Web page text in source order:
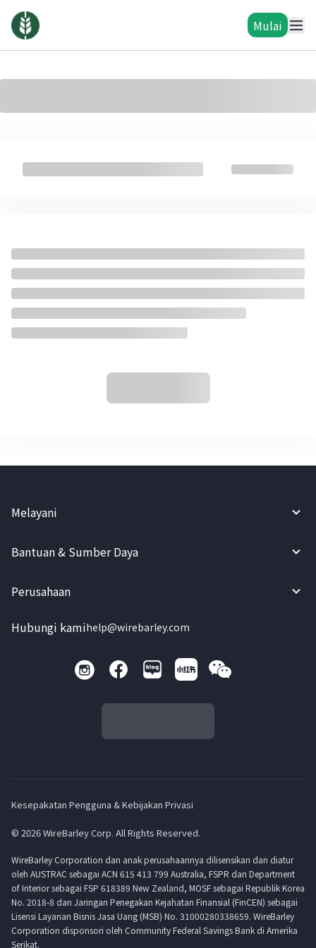
Mulai
Melayani
Bantuan & Sumber Daya
Perusahaan
Hubungi kamihelp@wirebarley.com
Kesepakatan Pengguna & Kebijakan Privasi
© 2026 WireBarley Corp. All Rights Reserved.
WireBarley Corporation dan anak perusahaannya dilisensikan dan diatur
oleh AUSTRAC sebagai ACN 615 413 799 Australia, FSPR dan Department
of Interior sebagai FSP 618389 New Zealand, MOSF sebagai Republik Korea
No. 2018-8 dan Jaringan Penegakan Kejahatan Finansial (FinCEN) sebagai
Lisensi Layanan Bisnis Jasa Uang (MSB) No. 31000280338659. WireBarley
Corporation disponsori oleh Community Federal Savings Bank di Amerika
Serikat.